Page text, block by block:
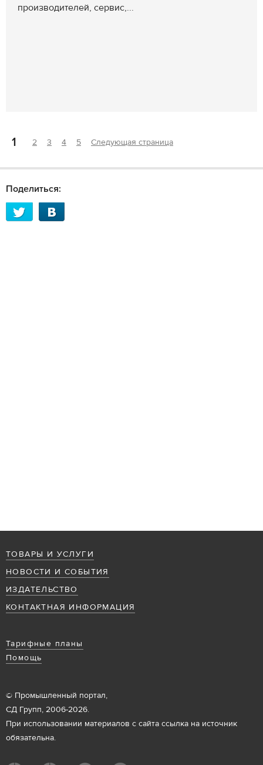
производителей, сервис,...
1 2 3 4 5 Следующая страница
Поделиться:
ТОВАРЫ И УСЛУГИ
НОВОСТИ И СОБЫТИЯ
ИЗДАТЕЛЬСТВО
КОНТАКТНАЯ ИНФОРМАЦИЯ
Тарифные планы
Помощь
© Промышленный портал,
СД Групп, 2006-2026.
При использовании материалов с сайта ссылка на источник
обязательна.